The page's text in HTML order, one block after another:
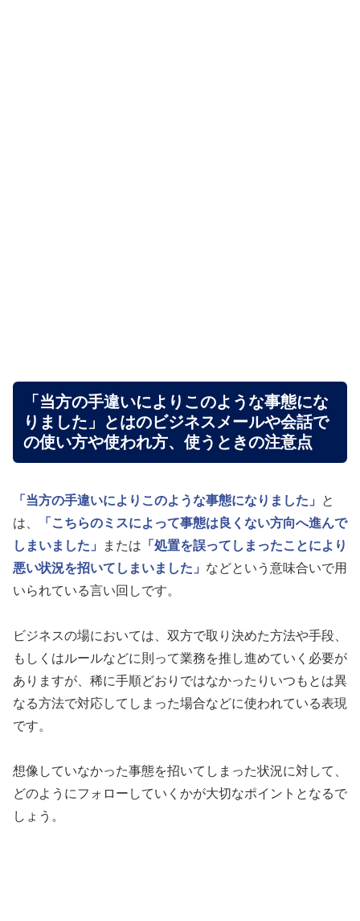
「当方の手違いによりこのような事態にな
りました」とはのビジネスメールや会話で
の使い方や使われ方、使うときの注意点
「当方の手違いによりこのような事態になりました」
と
は、
「こちらのミスによって事態は良くない方向へ進んで
しまいました」
または 「処置を誤ってしまったことにより
悪い状況を招いてしまいました」 などという意味合いで用
いられている言い回しです。
ビジネスの場においては、双方で取り決めた方法や手段、
もしくはルールなどに則って業務を推し進めていく必要が
ありますが、稀に手順どおりではなかったりいつもとは異
なる方法で対応してしまった場合などに使われている表現
です。
想像していなかった事態を招いてしまった状況に対して、
どのようにフォローしていくかが大切なポイントとなるで
しょう。